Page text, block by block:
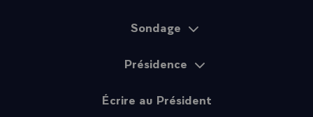
Sondage
Présidence
Écrire au Président